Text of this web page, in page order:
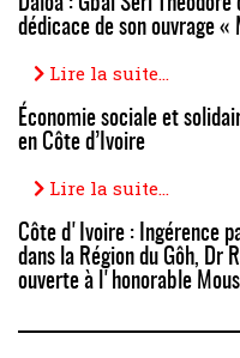
dédicace de son ouvrage «
Lire la suite...
Économie sociale et
en Côte d’Ivoire
Lire la suite...
Côte d'Ivoire : Ingérence
dans la Région du Gôh, Dr
ouverte à l'honorable